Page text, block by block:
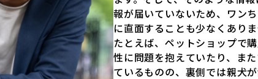
報が届いていないため、ワン
に直面することも少なくあり
たとえば、ペットショップで
性に問題を抱えていたり、ま
ているものの、裏側では親犬